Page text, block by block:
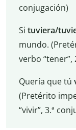
conjugación)
Si tuviera/
mundo.
verbo “tener”,
Quería que tú
(Pretérito
“vivir”, 3.ª